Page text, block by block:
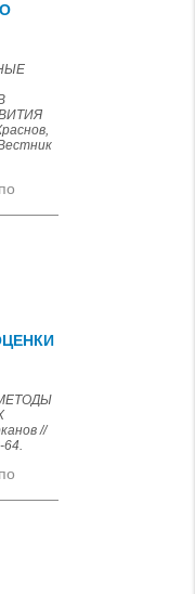
//
64.